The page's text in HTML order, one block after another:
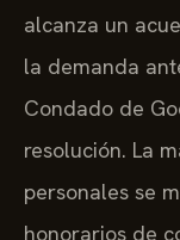
alcanza un
la demanda
Condado de
resolución. La
personales se
honorarios de